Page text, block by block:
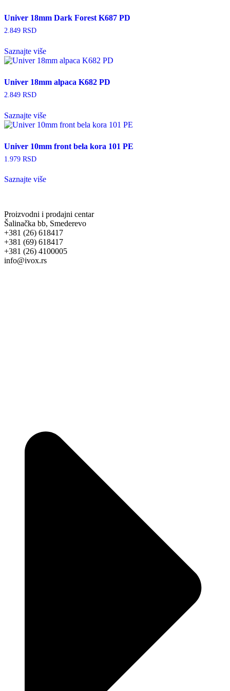
Univer 18mm Dark Forest K687 PD
2.849 RSD
Saznajte više
Univer 18mm alpaca K682 PD
2.849 RSD
Saznajte više
Univer 10mm front bela kora 101 PE
1.979 RSD
Saznajte više
Proizvodni i prodajni centar
Šalinačka bb, Smederevo
+381 (26) 618417
+381 (69) 618417
+381 (26) 4100005
info@ivox.rs